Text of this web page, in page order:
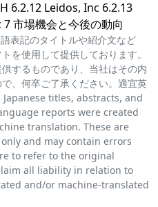
6.2.12 Leidos, Inc 6.2.13
市場機会と今後の動向
表記のタイトルや紹介文など
を使用して提供しております。
するものであり、当社はその内
、何卒ご了承ください。適宜英
Japanese titles, abstracts, and
reports were created
translation. These are
and may contain errors
to refer to the original
all liability in relation to
and/or machine-translated